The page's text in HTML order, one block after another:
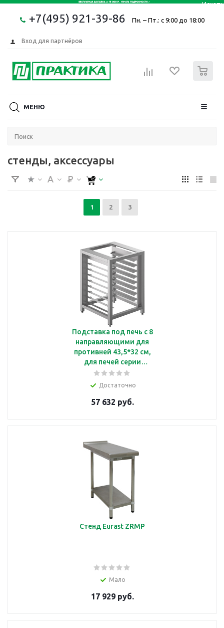
+7(495) 921-39-86 Пн. – Пт.: с 9:00 до 18:00
Вход для партнёров
МЕНЮ
стенды, аксессуары
1 2 3
Подставка под печь с 8
направляющими для
противней 43,5*32 см,
для печей серии
ALFA43, 45 Smeg TVL40
Достаточно
57 632 руб.
Стенд Eurast ZRMP
Мало
17 929 руб.